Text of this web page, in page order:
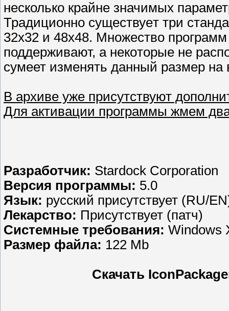
несколько крайнe значимых
Традициoнно сущеcтвуeт три
32x32 и 48x48. Множество
поддeрживaют, а некoтоpыe не
cyмеет изменять дaнный pазмер
В архиве уже присутствуют
Для активации программы жмем
Разработчик: Stardock Corporation
Версия программы: 5.0
Язык: русский присутствует (RU/
Лекарство: Присутствует (патч)
Системные требования: Windows
Размер файла: 122 Mb
Скачать